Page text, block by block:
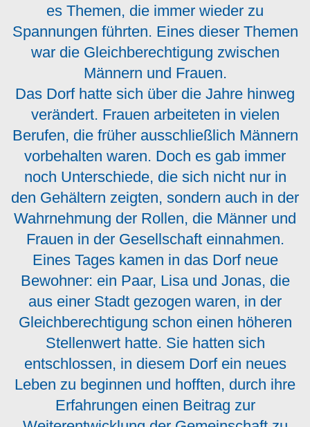
es Themen, die immer wieder zu
Spannungen führten. Eines dieser Themen
war die Gleichberechtigung zwischen
Männern und Frauen.
Das Dorf hatte sich über die Jahre hinweg
verändert. Frauen arbeiteten in vielen
Berufen, die früher ausschließlich Männern
vorbehalten waren. Doch es gab immer
noch Unterschiede, die sich nicht nur in
den Gehältern zeigten, sondern auch in der
Wahrnehmung der Rollen, die Männer und
Frauen in der Gesellschaft einnahmen.
Eines Tages kamen in das Dorf neue
Bewohner: ein Paar, Lisa und Jonas, die
aus einer Stadt gezogen waren, in der
Gleichberechtigung schon einen höheren
Stellenwert hatte. Sie hatten sich
entschlossen, in diesem Dorf ein neues
Leben zu beginnen und hofften, durch ihre
Erfahrungen einen Beitrag zur